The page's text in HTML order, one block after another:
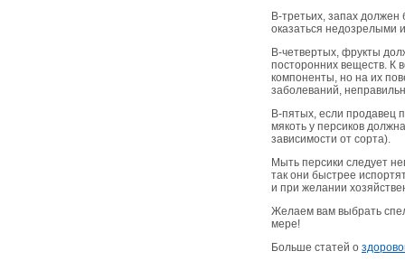
В-третьих, запах
оказаться недозрелыми
В-четвертых, фрукты
посторонних веществ. К
компоненты, но на их
заболеваний,
В-пятых, если продавец
мякоть у персиков
зависимости от сорта).
Мыть персики следует
так они быстрее
и при желании
Желаем вам выбрать
мере!
Больше статей о